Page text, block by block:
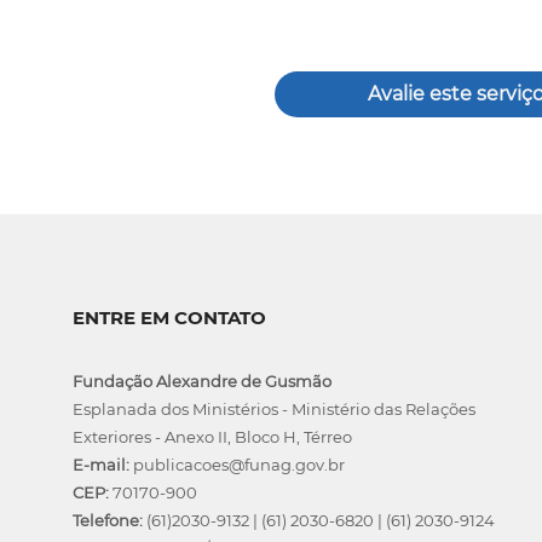
Avalie este
ENTRE EM CONTATO
Fundação Alexandre de Gusmão
Esplanada dos Ministérios - Ministério das Relações
Exteriores - Anexo II, Bloco H, Térreo
E-mail: publicacoes@funag.gov.br
CEP:70170-900
Telefone: (61)2030-9132 | (61) 2030-6820 | (61) 2030-9124